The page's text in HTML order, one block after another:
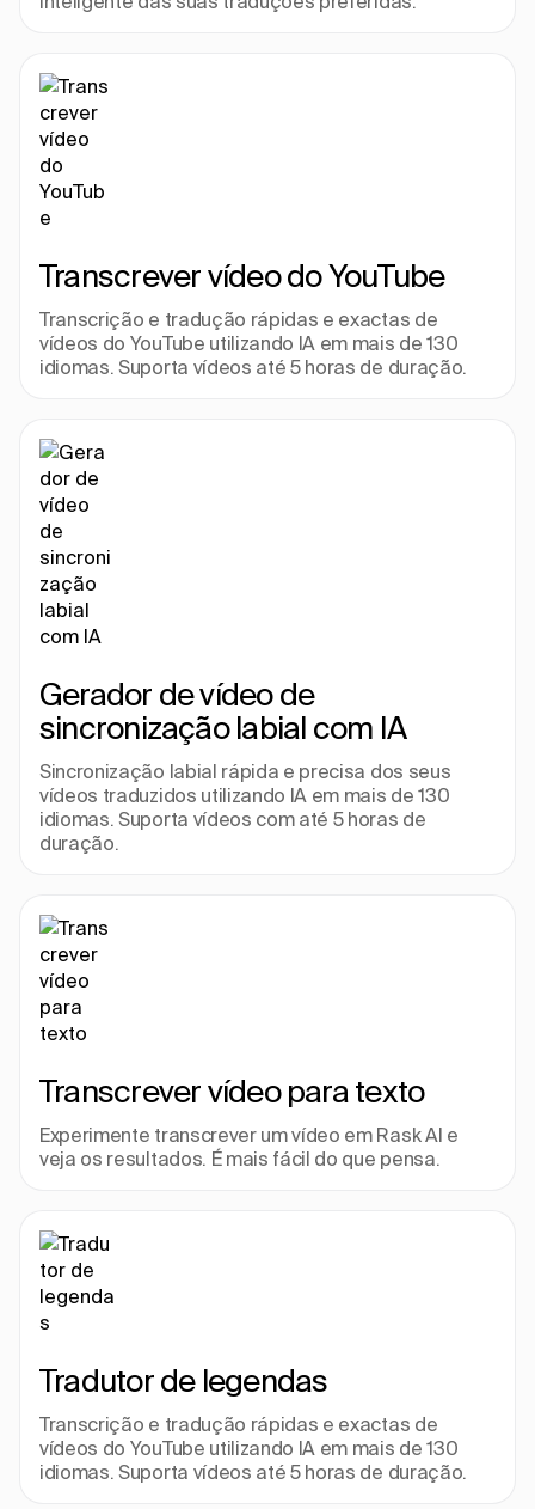
Transcrever vídeo do YouTube
Transcrição e tradução rápidas e exactas de
vídeos do YouTube utilizando IA em mais de 130
idiomas. Suporta vídeos até 5 horas de duração.
Gerador de vídeo de
sincronização labial com IA
Sincronização labial rápida e precisa dos seus
vídeos traduzidos utilizando IA em mais de 130
idiomas. Suporta vídeos com até 5 horas de
duração.
Transcrever vídeo para texto
Experimente transcrever um vídeo em Rask AI e
veja os resultados. É mais fácil do que pensa.
Tradutor de legendas
Transcrição e tradução rápidas e exactas de
vídeos do YouTube utilizando IA em mais de 130
idiomas. Suporta vídeos até 5 horas de duração.